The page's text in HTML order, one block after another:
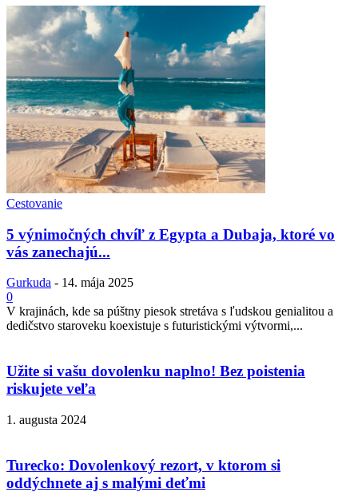
Cestovanie
5 výnimočných chvíľ z Egypta a Dubaja, ktoré vo
vás zanechajú...
Gurkuda - 14. mája 2025
0
V krajinách, kde sa púštny piesok stretáva s ľudskou genialitou a
dedičstvo staroveku koexistuje s futuristickými výtvormi,...
Užite si vašu dovolenku naplno! Bez poistenia
riskujete veľa
1. augusta 2024
Turecko: Dovolenkový rezort, v ktorom si
oddýchnete aj s malými deťmi